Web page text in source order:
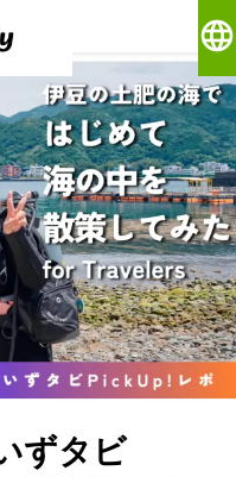
language
ずタビ